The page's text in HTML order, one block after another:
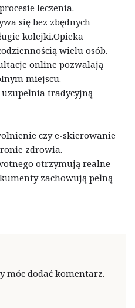
leczenia.
się bez zbędnych
kolejki.Opieka
wielu osób.
online pozwalają
miejscu.
tradycyjną
czy e-skierowanie
zdrowia.
otrzymują realne
zachowują pełną
móc dodać komentarz.